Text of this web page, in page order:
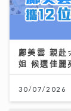
鄺美雲 親
姐 候選佳麗
30/07/2026